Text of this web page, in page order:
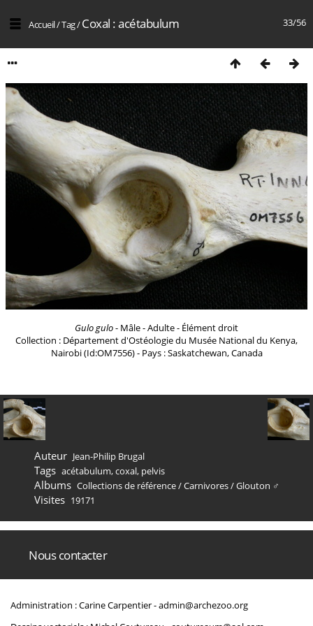
33/56
Accueil/Tag/Coxal : acétabulum
Gulo gulo- Mâle - Adulte - Élément droit
Collection : Département d'Ostéologie du Musée National du Kenya,
Nairobi (Id:OM7556) - Pays : Saskatchewan, Canada
Auteur Jean-Philip Brugal
Tags acétabulum,coxal, pelvis
Albums Collections de référence/Carnivores/Glouton ♂
Visites 19171
Nous contacter
Administration : Carine Carpentier -admin@archezoo.org